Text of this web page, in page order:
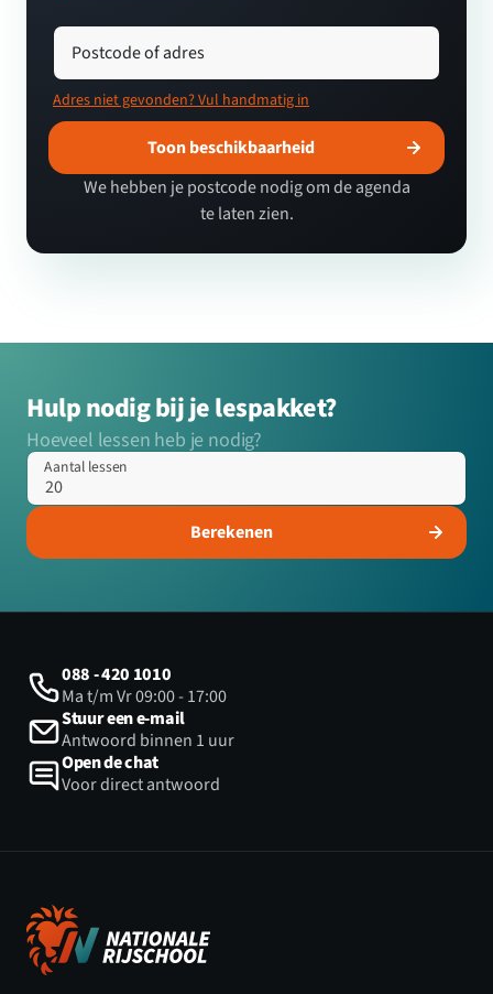
Postcode of adres
Adres niet gevonden? Vul handmatig in
Toon beschikbaarheid
We hebben je postcode nodig om de agenda
te laten zien.
Hulp nodig bij je lespakket?
Hoeveel lessen heb je nodig?
Aantal lessen
Berekenen
088 - 420 1010
Ma t/m Vr 09:00 - 17:00
Stuur een e-mail
Antwoord binnen 1 uur
Open de chat
Voor direct antwoord